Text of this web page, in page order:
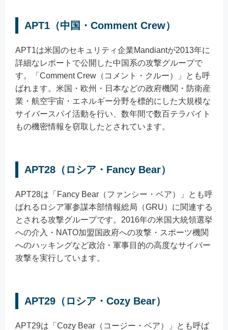
APT1（中国・Comment Crew）
APT1は米国のセキュリティ企業Mandiantが2013年に
詳細なレポートで公開した中国系の攻撃グループで
す。「Comment Crew（コメント・クルー）」とも呼
ばれます。米国・欧州・日本などの政府機関・防衛産
業・航空宇宙・エネルギー分野を標的にした大規模な
サイバースパイ活動を行い、数年間で数百テラバイト
もの機密情報を窃取したとされています。
APT28（ロシア・Fancy Bear）
APT28は「Fancy Bear（ファンシー・ベア）」とも呼
ばれるロシア軍参謀本部情報総局（GRU）に関連する
とされる攻撃グループです。2016年の米国大統領選挙
への介入・NATO加盟国政府への攻撃・スポーツ機関
へのハッキングなど政治・軍事目的の高度なサイバー
攻撃を実行しています。
APT29（ロシア・Cozy Bear）
APT29は「Cozy Bear（コージー・ベア）」とも呼ば